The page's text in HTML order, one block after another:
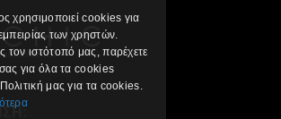
χρησιμοποιεί cookies για
των χρηστών.
τον ιστότοπό μας, παρέχετε
για όλα τα cookies
μας για τα cookies.